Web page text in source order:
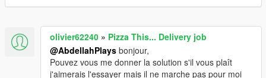
olivier62240 » Pizza This... Delivery job
@AbdellahPlays bonjour,
Pouvez vous me donner la solution s'il vous plaît
j'aimerais l'essayer mais il ne marche pas pour moi